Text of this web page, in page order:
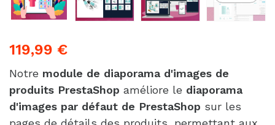
119,99 €
Notre module de diaporama d'images de
produits PrestaShop améliore le diaporama
d'images par défaut de PrestaShop sur les